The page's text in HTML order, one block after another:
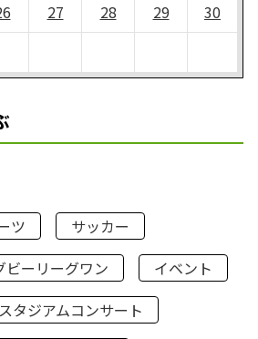
27 28 29
30
ツ
サッカー
ビーリーグワン
イベント
スタジアムコンサート